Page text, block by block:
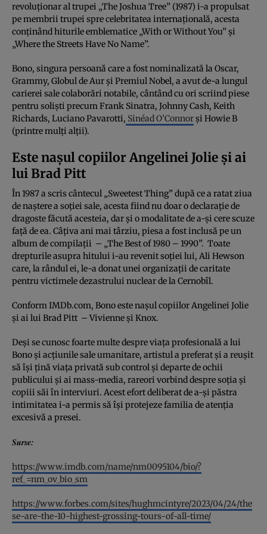
revoluționar al trupei „The Joshua Tree” (1987) i-a propulsat
pe membrii trupei spre celebritatea internațională, acesta
conținând hiturile emblematice „With or Without You” și
„Where the Streets Have No Name”.
Bono, singura persoană care a fost nominalizată la Oscar,
Grammy, Globul de Aur și Premiul Nobel, a avut de-a lungul
carierei sale colaborări notabile, cântând cu ori scriind piese
pentru soliști precum Frank Sinatra, Johnny Cash, Keith
Richards, Luciano Pavarotti, Sinéad O’Connorși Howie B
(printre mulți alții).
Este nașul copiilor Angelinei Jolie și ai
lui Brad Pitt
În 1987 a scris cântecul „Sweetest Thing” după ce a ratat ziua
de naștere a soției sale, acesta fiind nu doar o declarație de
dragoste făcută acesteia, dar și o modalitate de a-și cere scuze
față de ea. Câțiva ani mai târziu, piesa a fost inclusă pe un
album de compilații – „The Best of 1980 – 1990”. Toate
drepturile asupra hitului i-au revenit soției lui, Ali Hewson
care, la rândul ei, le-a donat unei organizații de caritate
pentru victimele dezastrului nuclear de la Cernobîl.
Conform IMDb.com, Bono este nașul copiilor Angelinei Jolie
și ai lui Brad Pitt – Vivienne și Knox.
Deși se cunosc foarte multe despre viața profesională a lui
Bono și acțiunile sale umanitare, artistul a preferat și a reușit
să își țină viața privată sub control și departe de ochii
publicului și ai mass-media, rareori vorbind despre soția și
copiii săi în interviuri. Acest efort deliberat de a-și păstra
intimitatea i-a permis să își protejeze familia de atenția
excesivă a presei.
Surse:
https://www.imdb.com/name/nm0095104/bio/?
ref_=nm_ov_bio_sm
https://www.forbes.com/sites/hughmcintyre/2023/04/24/the
se-are-the-10-highest-grossing-tours-of-all-time/